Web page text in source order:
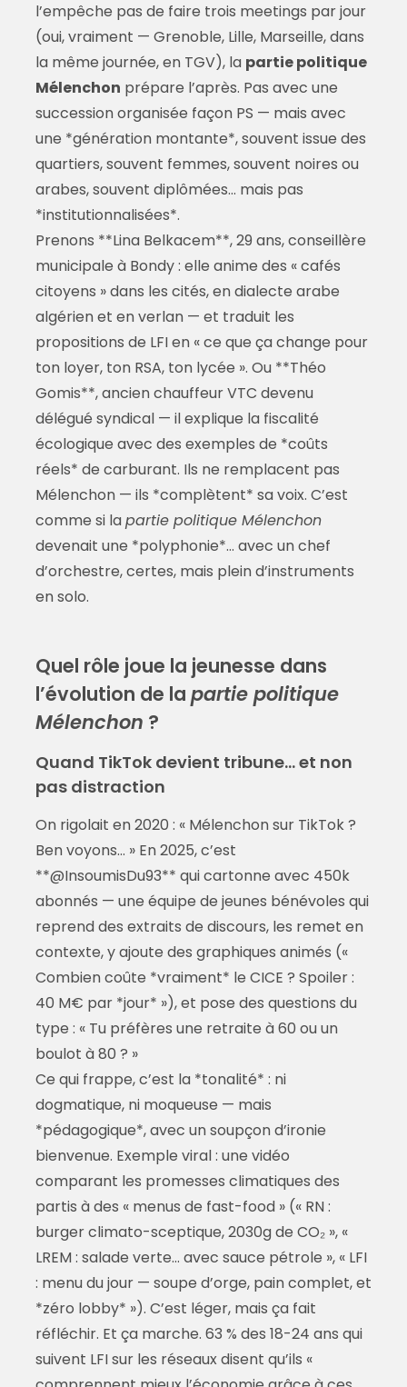
l’empêche pas de faire trois meetings par jour
(oui, vraiment — Grenoble, Lille, Marseille, dans
la même journée, en TGV), la partie politique
Mélenchon prépare l’après. Pas avec une
succession organisée façon PS — mais avec
une *génération montante*, souvent issue des
quartiers, souvent femmes, souvent noires ou
arabes, souvent diplômées… mais pas
*institutionnalisées*.
Prenons **Lina Belkacem**, 29 ans, conseillère
municipale à Bondy : elle anime des « cafés
citoyens » dans les cités, en dialecte arabe
algérien et en verlan — et traduit les
propositions de LFI en « ce que ça change pour
ton loyer, ton RSA, ton lycée ». Ou **Théo
Gomis**, ancien chauffeur VTC devenu
délégué syndical — il explique la fiscalité
écologique avec des exemples de *coûts
réels* de carburant. Ils ne remplacent pas
Mélenchon — ils *complètent* sa voix. C’est
comme si lapartie politique Mélenchon
devenait une *polyphonie*… avec un chef
d’orchestre, certes, mais plein d’instruments
en solo.
Quel rôle joue la jeunesse dans
l’évolution de la partie politique
Mélenchon ?
Quand TikTok devient tribune… et non
pas distraction
On rigolait en 2020 : « Mélenchon sur TikTok ?
Ben voyons… » En 2025, c’est
**@InsoumisDu93** qui cartonne avec 450k
abonnés — une équipe de jeunes bénévoles qui
reprend des extraits de discours, les remet en
contexte, y ajoute des graphiques animés («
Combien coûte *vraiment* le CICE ? Spoiler :
40 M€ par *jour* »), et pose des questions du
type : « Tu préfères une retraite à 60 ou un
boulot à 80 ? »
Ce qui frappe, c’est la *tonalité* : ni
dogmatique, ni moqueuse — mais
*pédagogique*, avec un soupçon d’ironie
bienvenue. Exemple viral : une vidéo
comparant les promesses climatiques des
partis à des « menus de fast-food » (« RN :
burger climato-sceptique, 2030g de CO₂ », «
LREM : salade verte… avec sauce pétrole », « LFI
: menu du jour — soupe d’orge, pain complet, et
*zéro lobby* »). C’est léger, mais ça fait
réfléchir. Et ça marche. 63 % des 18-24 ans qui
suivent LFI sur les réseaux disent qu’ils «